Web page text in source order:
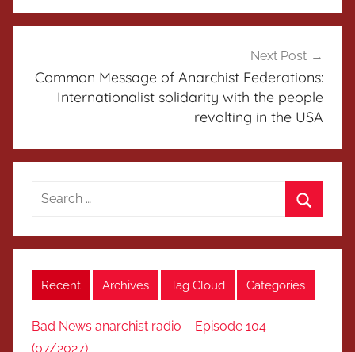
Next Post
Common Message of Anarchist Federations:
Internationalist solidarity with the people
revolting in the USA
Search
Recent Archives Tag Cloud Categories
Bad News anarchist radio – Episode 104
(07/2027)